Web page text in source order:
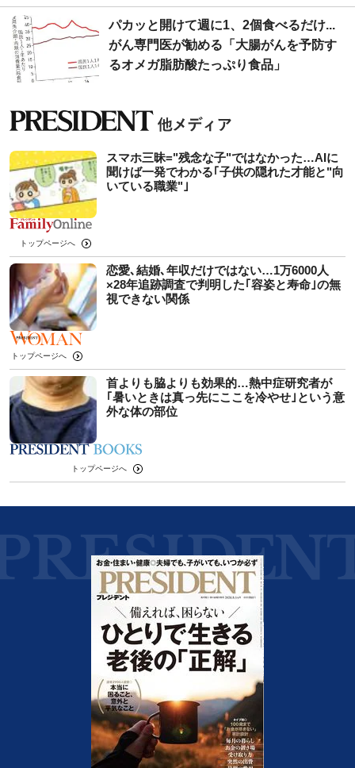
パカッと開けて週に1、2個食べるだけ...
がん専門医が勧める「大腸がんを予防す
るオメガ脂肪酸たっぷり食品」
スマホ三昧="残念な子"ではなかった…AIに
聞けば一発でわかる｢子供の隠れた才能と"向
いている職業"｣
トップページへ
恋愛､結婚､年収だけではない…1万6000人
×28年追跡調査で判明した｢容姿と寿命｣の無
視できない関係
トップページへ
首よりも脇よりも効果的…熱中症研究者が
｢暑いときは真っ先にここを冷やせ｣という意
外な体の部位
トップページへ